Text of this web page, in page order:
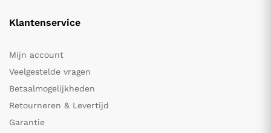
Klantenservice
Mijn account
Veelgestelde vragen
Betaalmogelijkheden
Retourneren & Levertijd
Garantie